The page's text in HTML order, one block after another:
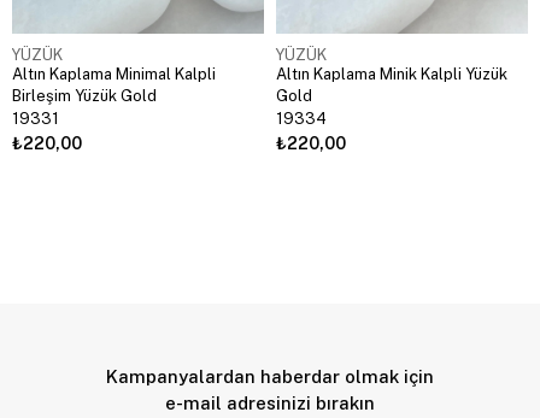
YÜZÜK
Altın Kaplama Minimal Kalpli
Birleşim Yüzük Gold
19331
₺220,00
YÜZÜK
Altın Kaplama Minik Kalpli Yüzük
Gold
19334
₺220,00
Kampanyalardan haberdar olmak için
e-mail adresinizi bırakın